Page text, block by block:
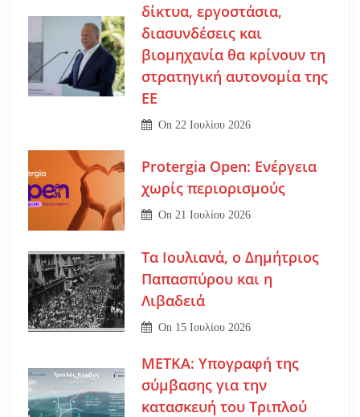
δίκτυα, εργοστάσια,
διασυνδέσεις και
βιομηχανία θα κρίνουν τη
στρατηγική αυτονομία της
ΕΕ
On 22 Ιουλίου 2026
Protergia Open: Ενέργεια
χωρίς περιορισμούς
On21 Ιουλίου 2026
Τα Ιουλιανά, ο Δημήτριος
Παπασπύρου και η
Λιβαδειά
On 15 Ιουλίου 2026
ΜΕΤΚΑ: Υπογραφή της
σύμβασης για την
κατασκευή του Τριπλού